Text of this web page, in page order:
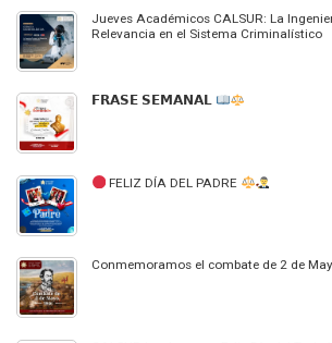
Jueves Académicos CALSUR: La
Relevancia en el Sistema Criminalístico
𝗙𝗥𝗔𝗦𝗘 𝗦𝗘𝗠𝗔𝗡𝗔𝗟
FELIZ DÍA DEL PADRE
Conmemoramos el combate de 2 de